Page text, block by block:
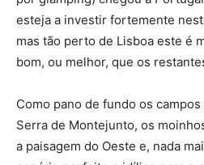
esteja a investir fortemente
mas tão perto de Lisboa este é
bom, ou melhor, que os
Como pano de fundo os
Serra de Montejunto, os
a paisagem do Oeste e, nada